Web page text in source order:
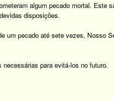
algum pecado mortal. Este
disposições.
um pecado até sete vezes, Nosso
para evitá-los no futuro.